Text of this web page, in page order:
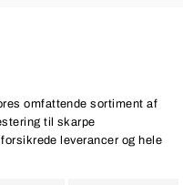
omfattende sortiment af
til skarpe
leverancer og hele